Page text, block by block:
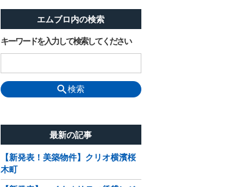
エムブロ内の検索
キーワードを入力して検索してください
検索
最新の記事
【新発表！美築物件】クリオ横濱桜
木町